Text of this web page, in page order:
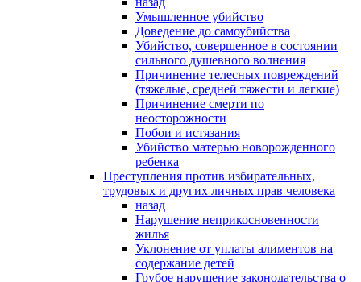
Умышленное убийство
Доведение до самоубийства
Убийство, совершенное в состоянии
сильного душевного волнения
Причинение телесных повреждений
(тяжелые, средней тяжести и легкие)
Причинение смерти по
неосторожности
Побои и истязания
Убийство матерью новорожденного
ребенка
Преступления против избирательных,
трудовых и других личных прав человека
назад
Нарушение неприкосновенности
жилья
Уклонение от уплаты алиментов на
содержание детей
Грубое нарушение законодательства о